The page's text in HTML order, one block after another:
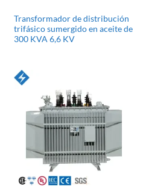
Transformador de distribución
trifásico sumergido en aceite de
300 KVA 6,6 KV